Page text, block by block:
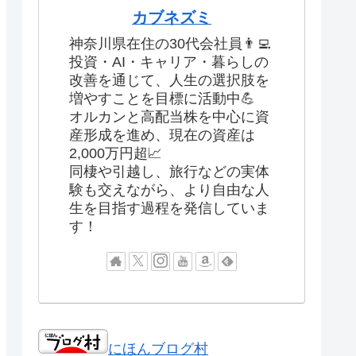
カブネズミ
神奈川県在住の30代会社員👨‍💻
投資・AI・キャリア・暮らしの
改善を通じて、人生の選択肢を
増やすことを目標に活動中💪
オルカンと高配当株を中心に資
産形成を進め、現在の資産は
2,000万円超📈
同棲や引越し、旅行などの実体
験も交えながら、より自由な人
生を目指す過程を発信していま
す！
にほんブログ村